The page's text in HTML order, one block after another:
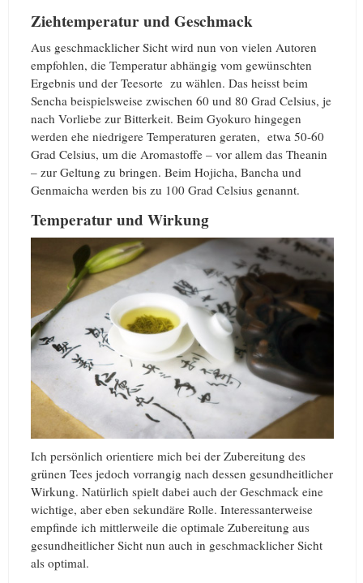
Ziehtemperatur und Geschmack
Aus geschmacklicher Sicht wird nun von vielen Autoren
empfohlen, die Temperatur abhängig vom gewünschten
Ergebnis und der Teesorte zu wählen. Das heisst beim
Sencha beispielsweise zwischen 60 und 80 Grad Celsius, je
nach Vorliebe zur Bitterkeit. Beim Gyokuro hingegen
werden ehe niedrigere Temperaturen geraten, etwa 50-60
Grad Celsius, um die Aromastoffe – vor allem das Theanin
– zur Geltung zu bringen. Beim Hojicha, Bancha und
Genmaicha werden bis zu 100 Grad Celsius genannt.
Temperatur und Wirkung
Ich persönlich orientiere mich bei der Zubereitung des
grünen Tees jedoch vorrangig nach dessen gesundheitlicher
Wirkung. Natürlich spielt dabei auch der Geschmack eine
wichtige, aber eben sekundäre Rolle. Interessanterweise
empfinde ich mittlerweile die optimale Zubereitung aus
gesundheitlicher Sicht nun auch in geschmacklicher Sicht
als optimal.